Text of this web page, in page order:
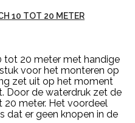
10 TOT 20 METER
tot 20 meter met handige
voor het monteren op
zet uit op het moment
Door de waterdruk zet de
20 meter. Het voordeel
dat er geen knopen in de